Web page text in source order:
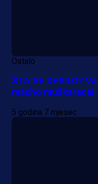
Ostalo
ŠTA SE DESILO?
macho muškaraca!
5 godina 7 mjesec